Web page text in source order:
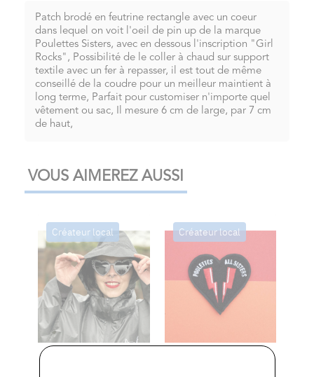
Patch brodé en feutrine rectangle avec un coeur
dans lequel on voit l'oeil de pin up de la marque
Poulettes Sisters, avec en dessous l'inscription "Girl
Rocks", Possibilité de le coller à chaud sur support
textile avec un fer à repasser, il est tout de même
conseillé de la coudre pour un meilleur maintient à
long terme, Parfait pour customiser n'importe quel
vêtement ou sac, Il mesure 6 cm de large, par 7 cm
de haut,
VOUS AIMEREZ AUSSI
Créateur local Créateur local